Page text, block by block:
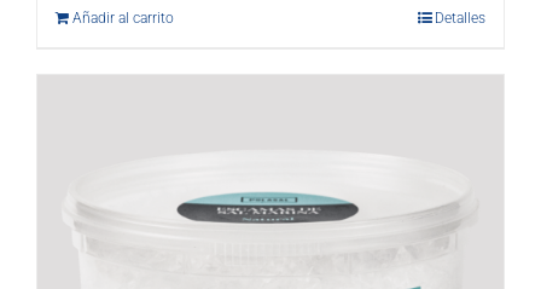
Añadir al carrito Detalles